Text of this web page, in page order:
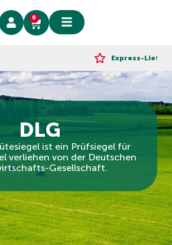
0
Express-Lieferung!
DLG
ist ein Prüfsiegel für
verliehen von der Deutschen
Gesellschaft.